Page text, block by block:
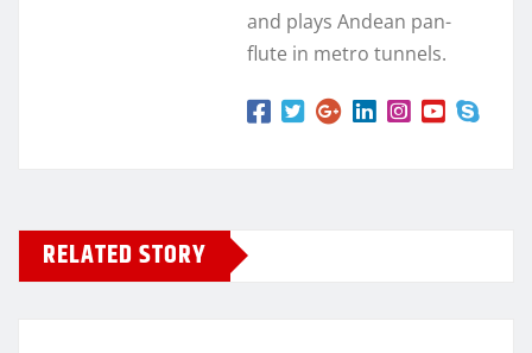
and plays Andean pan-
flute in metro tunnels.
RELATED STORY